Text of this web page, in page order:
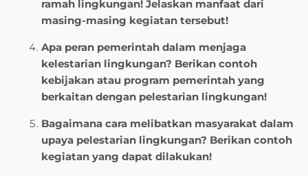
ramah lingkungan! Jelaskan manfaat dari
masing-masing kegiatan tersebut!
Apa peran pemerintah dalam menjaga
kelestarian lingkungan? Berikan contoh
kebijakan atau program pemerintah yang
berkaitan dengan pelestarian lingkungan!
Bagaimana cara melibatkan masyarakat dalam
upaya pelestarian lingkungan? Berikan contoh
kegiatan yang dapat dilakukan!